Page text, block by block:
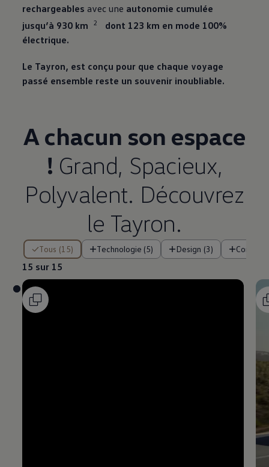
rechargeables avec une autonomie cumulée
jusqu’à 930 km
2
⁠ dont 123 km en mode 100%
électrique.
Le Tayron, est conçu pour que chaque voyage
passé ensemble reste un souvenir inoubliable.
A chacun son espace
! Grand, Spacieux,
Polyvalent. Découvrez
le Tayron.
Tous (15) Technologie (5) Design (3) Confort
15 sur 15
15 sur 15